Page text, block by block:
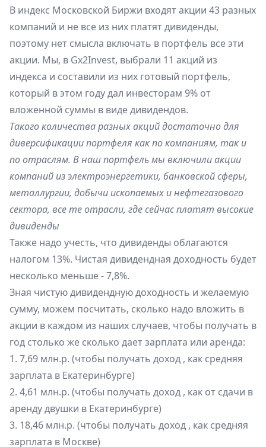
В индекс Московской Биржи входят акции 43 разных
компаний и не все из них платят дивиденды,
поэтому нет смысла включать в портфель все эти
акции. Мы, в Gx2Invest, выбрали 11 акций из
индекса и составили из них готовый портфель,
который в этом году дал инвесторам 9% от
вложенной суммы в виде дивидендов.
Такого количества разных акций достаточно для
диверсификации портфеля как по компаниям, так и
по отраслям. В наш портфель мы включили акции
компаний из электроэнергетики, банковской сферы,
металлургии, добычи ископаемых и нефтегазового
сектора, все те отрасли, где сейчас платят высокие
дивиденды
Также надо учесть, что дивиденды облагаются
налогом 13%. Чистая дивидендная доходность будет
несколько меньше - 7,8%.
Зная чистую дивидендную доходность и желаемую
сумму, можем посчитать, сколько надо вложить в
акции в каждом из наших случаев, чтобы получать в
год столько же сколько дает зарплата или аренда:
1. 7,69 млн.р. (чтобы получать доход , как средняя
зарплата в Екатеринбурге)
2. 4,61 млн.р. (чтобы получать доход , как от сдачи в
аренду двушки в Екатеринбурге)
3. 18,46 млн.р. (чтобы получать доход , как средняя
зарплата в Москве)